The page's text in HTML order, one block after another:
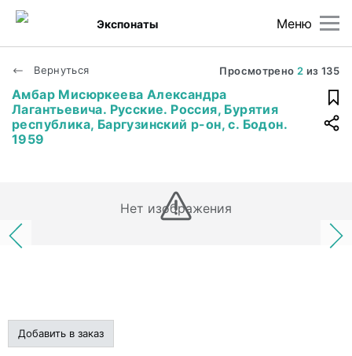
Меню
Экспонаты
Вернуться Просмотрено 2 из 135
Амбар Мисюркеева Александра
Лагантьевича. Русские. Россия, Бурятия
республика, Баргузинский р-он, с. Бодон.
1959
Нет изображения
Добавить в заказ